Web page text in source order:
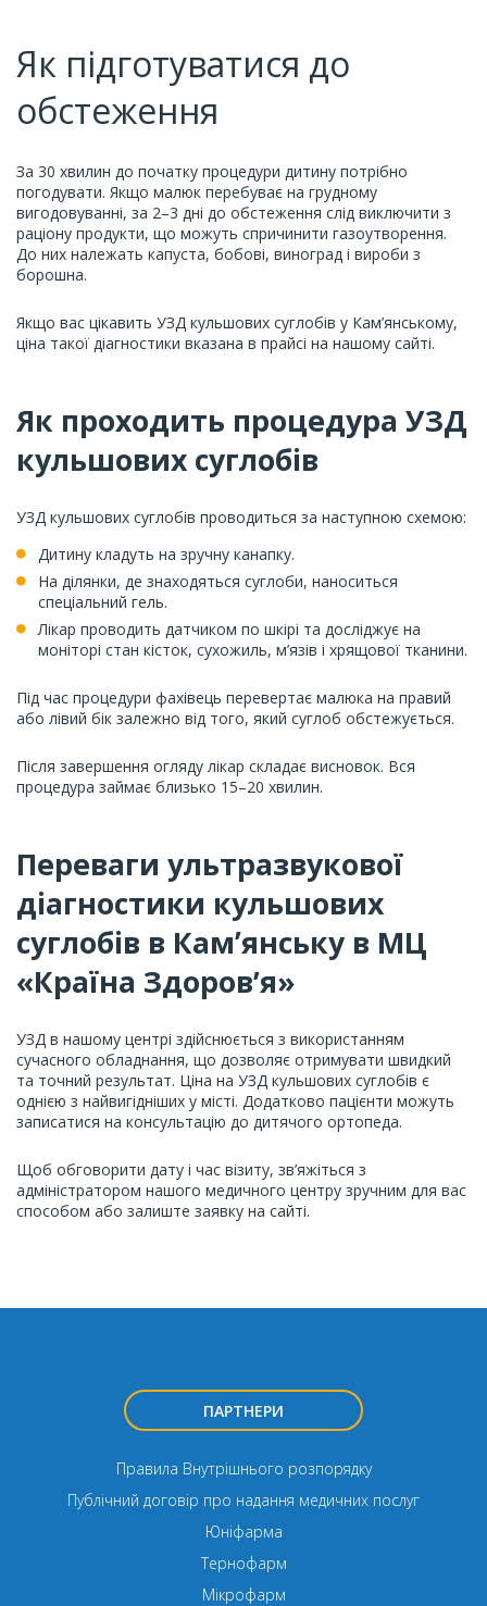
Як підготуватися до
обстеження
За 30 хвилин до початку процедури дитину потрібно
погодувати. Якщо малюк перебуває на грудному
вигодовуванні, за 2–3 дні до обстеження слід виключити з
раціону продукти, що можуть спричинити газоутворення.
До них належать капуста, бобові, виноград і вироби з
борошна.
Якщо вас цікавить УЗД кульшових суглобів у Кам’янському,
ціна такої діагностики вказана в прайсі на нашому сайті.
Як проходить процедура УЗД
кульшових суглобів
УЗД кульшових суглобів проводиться за наступною схемою:
Дитину кладуть на зручну канапку.
На ділянки, де знаходяться суглоби, наноситься
спеціальний гель.
Лікар проводить датчиком по шкірі та досліджує на
моніторі стан кісток, сухожиль, м’язів і хрящової тканини.
Під час процедури фахівець перевертає малюка на правий
або лівий бік залежно від того, який суглоб обстежується.
Після завершення огляду лікар складає висновок. Вся
процедура займає близько 15–20 хвилин.
Переваги ультразвукової
діагностики кульшових
суглобів в Камʼянську в МЦ
«Країна Здоров’я»
УЗД в нашому центрі здійснюється з використанням
сучасного обладнання, що дозволяє отримувати швидкий
та точний результат. Ціна на УЗД кульшових суглобів є
однією з найвигідніших у місті. Додатково пацієнти можуть
записатися на консультацію до дитячого ортопеда.
Щоб обговорити дату і час візиту, зв’яжіться з
адміністратором нашого медичного центру зручним для вас
способом або залиште заявку на сайті.
ПАРТНЕРИ
Правила Внутрішнього розпорядку
Публічний договір про надання медичних послуг
Юніфарма
Тернофарм
Мікрофарм